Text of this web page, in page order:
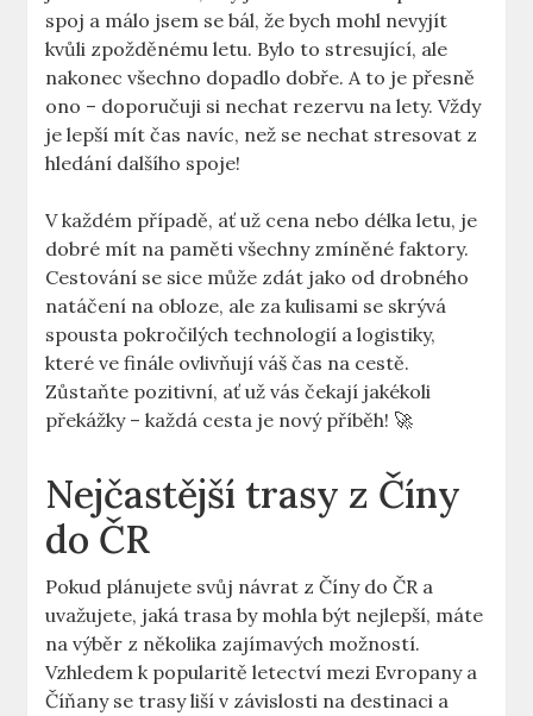
spoj a málo jsem se bál, že bych mohl nevyjít
kvůli ‍zpožděnému letu. Bylo to stresující, ale
nakonec všechno dopadlo dobře. A to je ‍přesně
ono – doporučuji si ​nechat rezervu na lety. Vždy
je lepší ‍mít čas ⁤navíc, než se nechat‌ stresovat ⁤z
hledání dalšího spoje!
V každém případě, ať už cena nebo ⁣délka⁣ letu, je
dobré mít na paměti všechny zmíněné faktory.
Cestování se sice může zdát jako od drobného​
natáčení na‌ obloze, ale za kulisami se skrývá
spousta pokročilých technologií ​a logistiky,
které​ ve finále ⁤ovlivňují váš čas ⁤na cestě.
Zůstaňte pozitivní, ať už vás čekají jakékoli
překážky – každá cesta je nový příběh! 🚀
Nejčastější trasy z Číny
do ČR
Pokud plánujete svůj návrat z Číny do ČR ⁣a
uvažujete, jaká trasa ⁣by mohla být nejlepší, máte
​na výběr ⁢z několika zajímavých možností.
Vzhledem⁢ k popularitě letectví mezi Evropany a
Číňany se⁢ trasy liší v závislosti na ⁤destinaci a